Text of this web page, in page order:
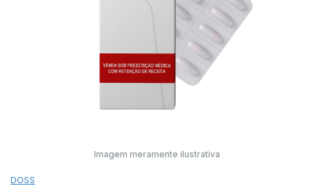
Imagem meramente ilustrativa
DOSS